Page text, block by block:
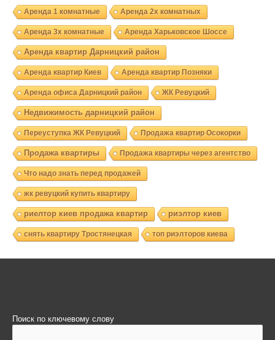
Аренда 1 комнатные Аренда 2х комнатных
Аренда 3х комнатные Аренда Харьковское Шоссе
Аренда квартир Дарницкий район
Аренда квартир Киев Аренда квартир Позняки
Аренда офиса Дарницкий район ЖК Ревуцкий
Недвижимость дарницкий район
Переуступка ЖК Ревуцкий Продажа квартир Осокорки
Продажа квартиры Продажа квартиры через агентство
Что надо знать перед продажей
жк ревуцкий купить квартиру
риелтор киев продажа квартир риэлтор киев
снять квартиру Тростянецкая топ риэлторов киева
Поиск по ключевому слову